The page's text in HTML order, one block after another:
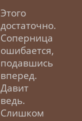
Этого
достаточно.
Соперница
ошибается,
подавшись
вперед.
Давит
ведь.
Слишком